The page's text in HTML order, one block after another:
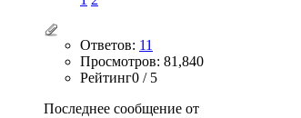
Ответов: 11
Просмотров: 81,840
Рейтинг0 / 5
Последнее сообщение от